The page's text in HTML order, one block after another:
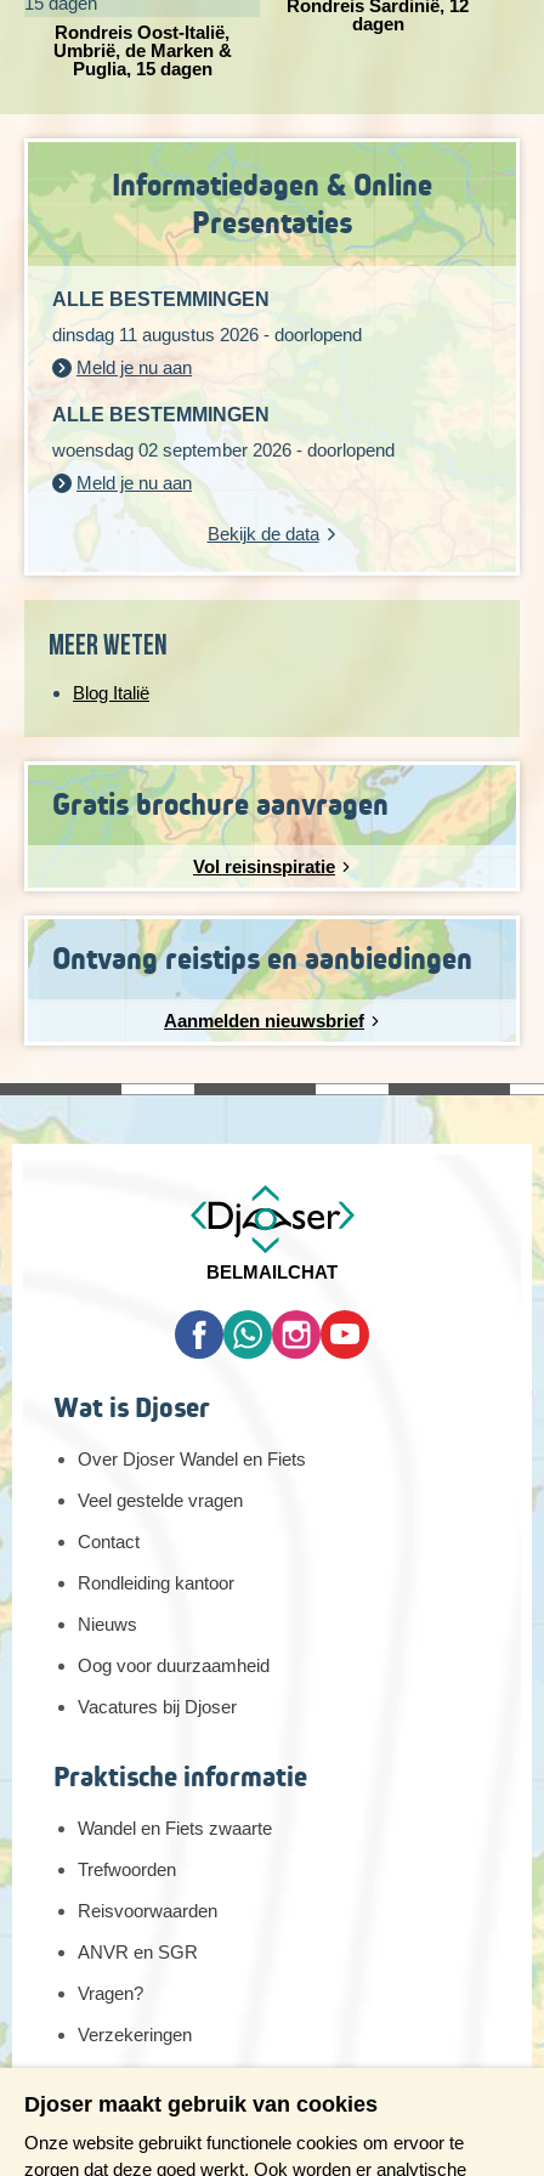
materiaal.
Rondreis Oost-Italië,
Umbrië, de Marken &
Puglia, 15 dagen
Rondreis Sardinië, 12
dagen
Informatiedagen & Online
Presentaties
ALLE BESTEMMINGEN
dinsdag 11 augustus 2026 - doorlopend
Meld je nu aan
ALLE BESTEMMINGEN
woensdag 02 september 2026 - doorlopend
Meld je nu aan
Bekijk de data
Meer weten
Blog Italië
Gratis brochure aanvragen
Vol reisinspiratie
Ontvang reistips en aanbiedingen
Aanmelden nieuwsbrief
BELMAILCHAT
Wat is Djoser
Over Djoser Wandel en Fiets
Veel gestelde vragen
Contact
Rondleiding kantoor
Nieuws
Oog voor duurzaamheid
Vacatures bij Djoser
Praktische informatie
Wandel en Fiets zwaarte
Trefwoorden
Reisvoorwaarden
ANVR en SGR
Vragen?
Verzekeringen
Meer weten?
Djoser maakt gebruik van cookies
Onze website gebruikt functionele cookies om ervoor te
zorgen dat deze goed werkt. Ook worden er analytische